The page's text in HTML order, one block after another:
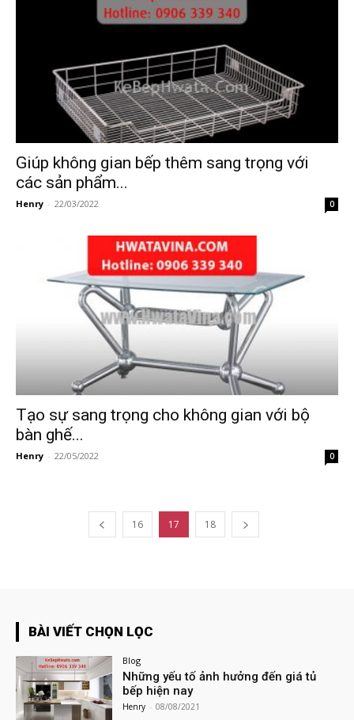
Giúp không gian bếp thêm sang trọng với
các sản phẩm...
Henry - 22/03/2022 0
Tạo sự sang trọng cho không gian với bộ
bàn ghế...
Henry - 22/05/2022 0
16 17 18
BÀI VIẾT CHỌN LỌC
Blog
Những yếu tố ảnh hưởng đến giá tủ
bếp hiện nay
Henry - 08/08/2021